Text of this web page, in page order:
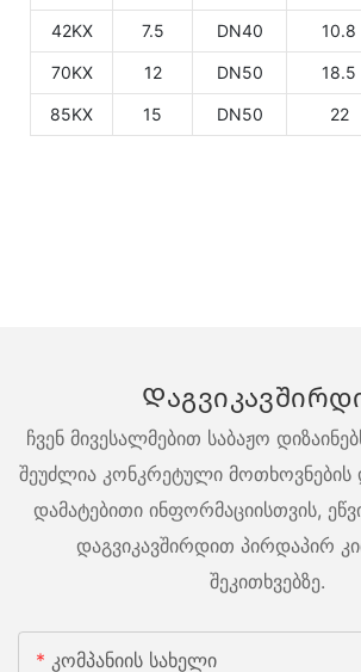
42KX 7.5 DN40 10.8
70KX 12 DN50 18.5
85KX 15 DN50 22
ჩვენ მივესალმებით საბაჟო
შეუძლია კონკრეტული მოთხოვნების
დამატებითი ინფორმაციისთვის,
დაგვიკავშირდით პირდაპირ
შეკითხვებზე.
Კომპანიის Სახელი